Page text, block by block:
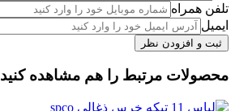
تلفن همراه
ایمیل
محصولات مرتبط را هم مشاهده کنید